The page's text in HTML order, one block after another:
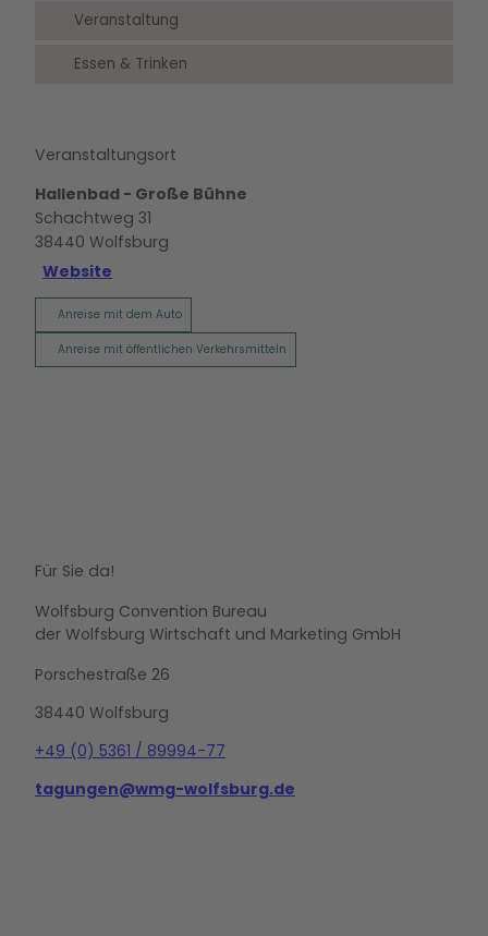
Veranstaltung
Essen & Trinken
Veranstaltungsort
Hallenbad - Große Bühne
Schachtweg 31
38440 Wolfsburg
Website
Anreise mit dem Auto
Anreise mit öffentlichen Verkehrsmitteln
Für Sie da!
Wolfsburg Convention Bureau
der Wolfsburg Wirtschaft und Marketing GmbH
Porschestraße 26
38440 Wolfsburg
+49 (0) 5361 / 89994-77
tagungen@wmg-wolfsburg.de